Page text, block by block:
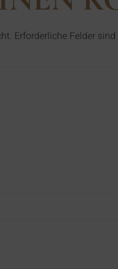
Erforderliche Felder